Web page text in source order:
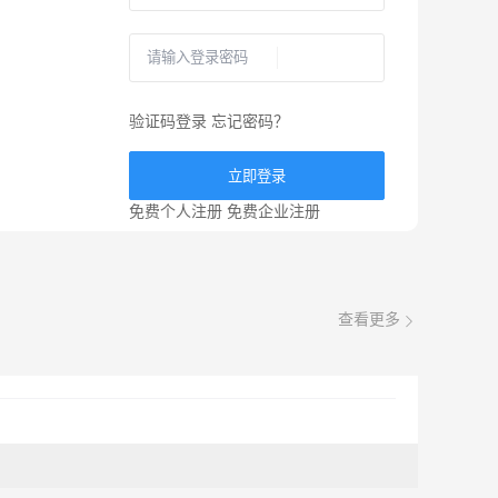
验证码登录 忘记密码？
立即登录
免费个人注册 免费企业注册
查看更多